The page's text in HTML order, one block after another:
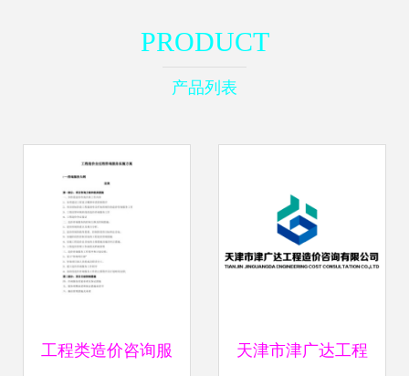
PRODUCT
产品列表
工程类造价咨询服 天津市津广达工程